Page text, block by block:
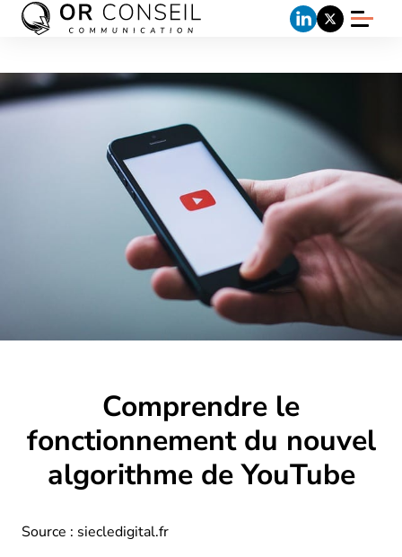
Comprendre le
fonctionnement du nouvel
algorithme de YouTube
Source : siecledigital.fr